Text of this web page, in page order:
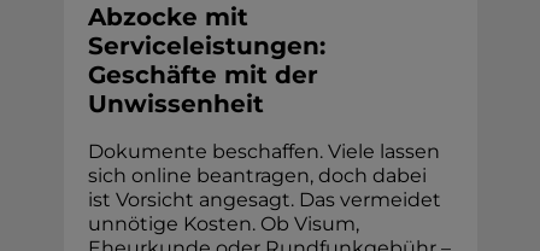
Abzocke mit
Serviceleistungen:
Geschäfte mit der
Unwissenheit
Dokumente beschaffen. Viele lassen
sich online beantragen, doch dabei
ist Vorsicht angesagt. Das vermeidet
unnötige Kosten. Ob Visum,